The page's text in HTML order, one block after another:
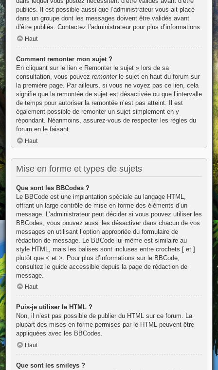
publiés. Il est possible aussi que l’administrateur vous ait placé
dans un groupe dont les messages doivent être validés avant
d’être publiés. Contactez l’administrateur pour plus d’informations.
Haut
Comment remonter mon sujet ?
En cliquant sur le lien « Remonter le sujet » lors de sa
consultation, vous pouvez remonterle sujet en haut du forum sur
la première page. Par ailleurs, si vous ne voyez pas ce lien, cela
signifie que la remontée de sujet est désactivée ou que l’intervalle
de temps pour autoriser la remontée n’est pas atteint. Il est
également possible de remonter un sujet simplement en y
répondant. Néanmoins, assurez-vous de respecter les règles du
forum en le faisant.
Haut
Mise en forme et types de sujets
Que sont les BBCodes ?
Le BBCode est une implantation spéciale au langage HTML,
offrant un large contrôle de mise en forme des éléments d’un
message. L’administrateur peut décider si vous pouvez utiliser les
BBCodes, vous pouvez aussi les désactiver dans chacun de vos
messages en utilisant l’option appropriée du formulaire de
rédaction de message. Le BBCode lui-même est similaire au
style HTML, mais les balises sont incluses entre crochets [ et ]
plutôt que < et >. Pour plus d’informations sur le BBCode,
consultez le guide accessible depuis la page de rédaction de
message.
Haut
Puis-je utiliser le HTML ?
Non, il n’est pas possible de publier du HTML sur ce forum. La
plupart des mises en forme permises par le HTML peuvent être
appliquées avec les BBCodes.
Haut
Que sont les smileys ?